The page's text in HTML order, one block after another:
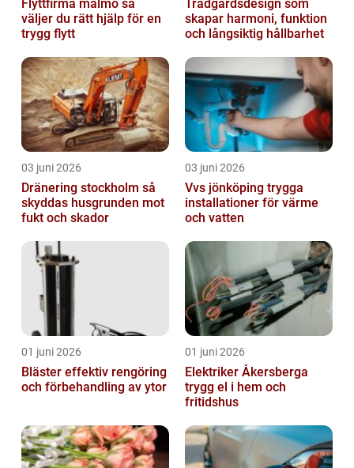
Flyttfirma malmö så
väljer du rätt hjälp för en
trygg flytt
Trädgårdsdesign som
skapar harmoni, funktion
och långsiktig hållbarhet
03 juni 2026
Dränering stockholm så
skyddas husgrunden mot
fukt och skador
03 juni 2026
Vvs jönköping trygga
installationer för värme
och vatten
01 juni 2026
Bläster effektiv rengöring
och förbehandling av ytor
01 juni 2026
Elektriker Åkersberga
trygg el i hem och
fritidshus